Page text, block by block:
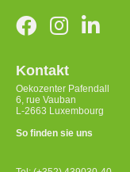
Kontakt
Oekozenter Pafendall
6, rue Vauban
L-2663 Luxembourg
So finden sie uns